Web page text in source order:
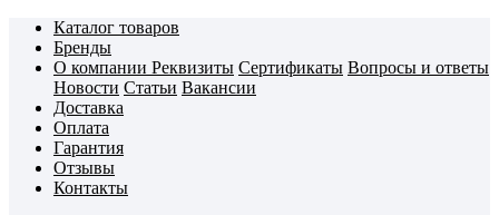
Каталог товаров
Бренды
О компании Реквизиты Сертификаты Вопросы и ответы
Новости Статьи Вакансии
Доставка
Оплата
Гарантия
Отзывы
Контакты